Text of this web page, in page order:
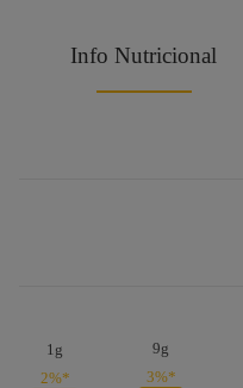
Info Nutricional
1g
2%*
9g
3%*